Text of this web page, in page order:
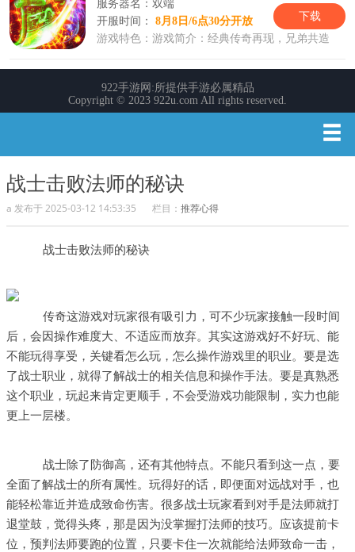
战士击败法师的秘诀
a 发布于 2025-03-12 14:53:35 栏目： 推荐心得
战士击败法师的秘诀
传奇这游戏对玩家很有吸引力，可不少玩家接触一段时间
后，会因操作难度大、不适应而放弃。其实这游戏好不好玩、能
不能玩得享受，关键看怎么玩，怎么操作游戏里的职业。要是选
了战士职业，就得了解战士的相关信息和操作手法。要是真熟悉
这个职业，玩起来肯定更顺手，不会受游戏功能限制，实力也能
更上一层楼。
战士除了防御高，还有其他特点。不能只看到这一点，要
全面了解战士的所有属性。玩得好的话，即便面对远战对手，也
能轻松靠近并造成致命伤害。很多战士玩家看到对手是法师就打
退堂鼓，觉得头疼，那是因为没掌握打法师的技巧。应该提前卡
位，预判法师要跑的位置，只要卡住一次就能给法师致命一击，